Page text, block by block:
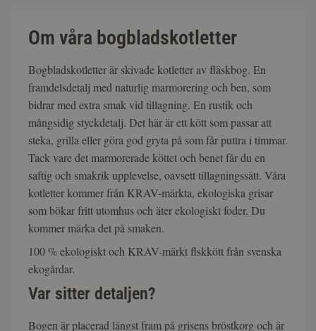
Om våra bogbladskotletter
Bogbladskotletter är skivade kotletter av fläskbog. En
framdelsdetalj med naturlig marmorering och ben, som
bidrar med extra smak vid tillagning. En rustik och
mångsidig styckdetalj. Det här är ett kött som passar att
steka, grilla eller göra god gryta på som får puttra i timmar.
Tack vare det marmorerade köttet och benet får du en
saftig och smakrik upplevelse, oavsett tillagningssätt. Våra
kotletter kommer från KRAV-märkta, ekologiska grisar
som bökar fritt utomhus och äter ekologiskt foder. Du
kommer märka det på smaken.
100 % ekologiskt och KRAV-märkt flskkött från svenska
ekogårdar.
Var sitter detaljen?
Bogen är placerad längst fram på grisens bröstkorg och är